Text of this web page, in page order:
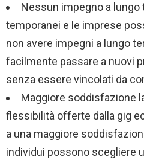
Nessun impegno a lungo
temporanei e le imprese
non avere impegni a lungo
facilmente passare a nuovi
senza essere vincolati da
Maggiore soddisfazione
flessibilità offerte dalla gig
a una maggiore
individui possono scegliere